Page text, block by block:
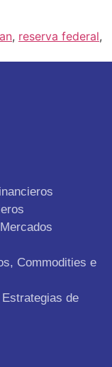
, reserva federal,
Commodities e
de